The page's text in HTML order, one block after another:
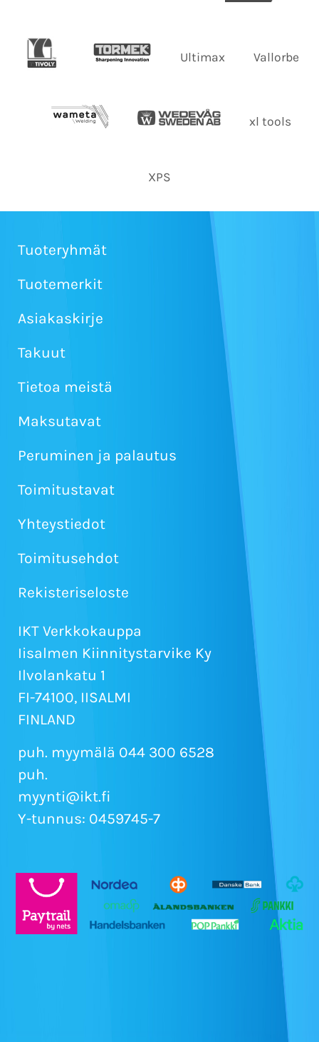
Ultimax Vallorbe
xl tools
XPS
Tuoteryhmät
Tuotemerkit
Asiakaskirje
Takuut
Tietoa meistä
Maksutavat
Peruminen ja palautus
Toimitustavat
Yhteystiedot
Toimitusehdot
Rekisteriseloste
IKT Verkkokauppa
Iisalmen Kiinnitystarvike Ky
Ilvolankatu 1
FI-74100, IISALMI
FINLAND
puh. myymälä 044 300 6528
puh.
myynti@ikt.fi
Y-tunnus: 0459745-7